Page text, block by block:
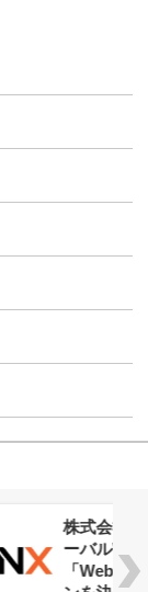
大級のグロ
ス
レーショ